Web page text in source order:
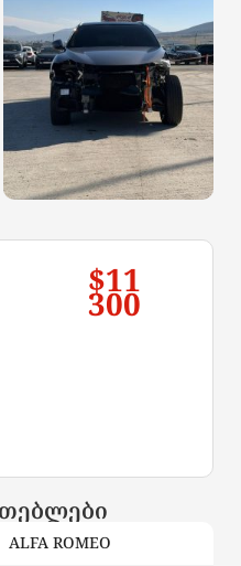
$11
300
ALFA ROMEO